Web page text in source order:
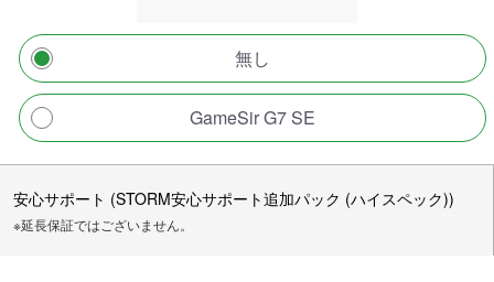
無し
GameSir G7 SE
安心サポート (STORM安心サポート追加パック (ハイスペック))
※延長保証ではございません。